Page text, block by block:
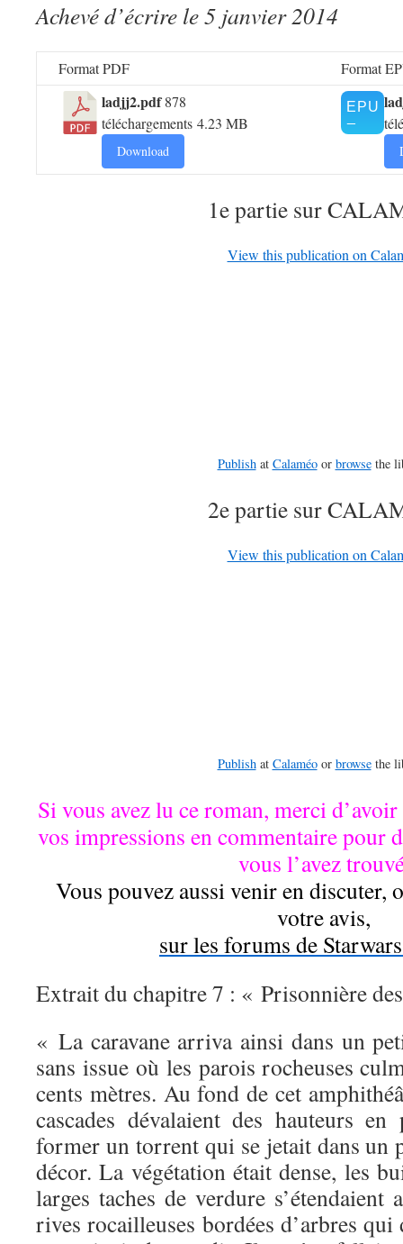
Achevé d’écrire le 5 janvier 2014
Format PDF Format
ladjj2.pdf878
téléchargements 4.23 MB
Download
1e partie sur
View this publication on
Publishat Calaméoor browsethe
2e partie sur
View this publication on
Publishat Calaméoor browsethe
Si vous avez lu ce roman, merci
vos impressions en commentaire pour
vous l’avez
Vous pouvez aussi venir en discuter,
votre avis,
sur les forums de
Extrait du chapitre 7 : « Prisonnière
« La caravane arriva ainsi dans un
sans issue où les parois rocheuses
cents mètres. Au fond de cet
cascades dévalaient des hauteurs
former un torrent qui se jetait dans un
décor. La végétation était dense, les
larges taches de verdure
rives rocailleuses bordées d’arbres